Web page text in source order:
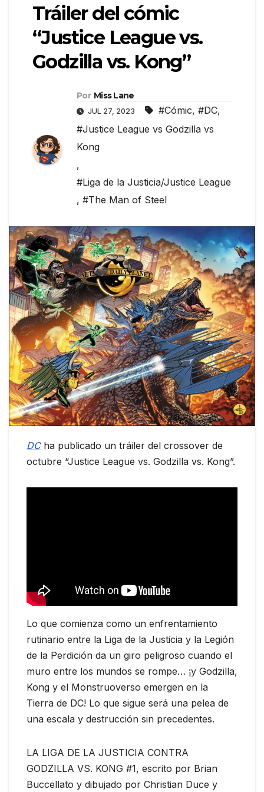
Tráiler del cómic
“Justice League vs.
Godzilla vs. Kong”
Por Miss Lane
JUL 27, 2023 #Cómic, #DC,
#Justice League vs Godzilla vs
Kong
,
#Liga de la Justicia/Justice League
, #The Man of Steel
DCha publicado un tráiler del crossover de
octubre “Justice League vs. Godzilla vs. Kong”.
Lo que comienza como un enfrentamiento
rutinario entre la Liga de la Justicia y la Legión
de la Perdición da un giro peligroso cuando el
muro entre los mundos se rompe… ¡y Godzilla,
Kong y el Monstruoverso emergen en la
Tierra de DC! Lo que sigue será una pelea de
una escala y destrucción sin precedentes.
LA LIGA DE LA JUSTICIA CONTRA
GODZILLA VS. KONG #1, escrito por Brian
Buccellato y dibujado por Christian Duce y